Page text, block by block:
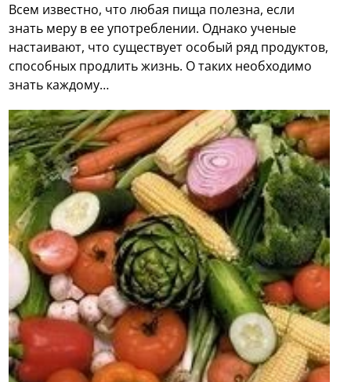
Всем известно, что любая пища полезна, если
знать меру в ее употреблении. Однако ученые
настаивают, что существует особый ряд продуктов,
способных продлить жизнь. О таких необходимо
знать каждому…